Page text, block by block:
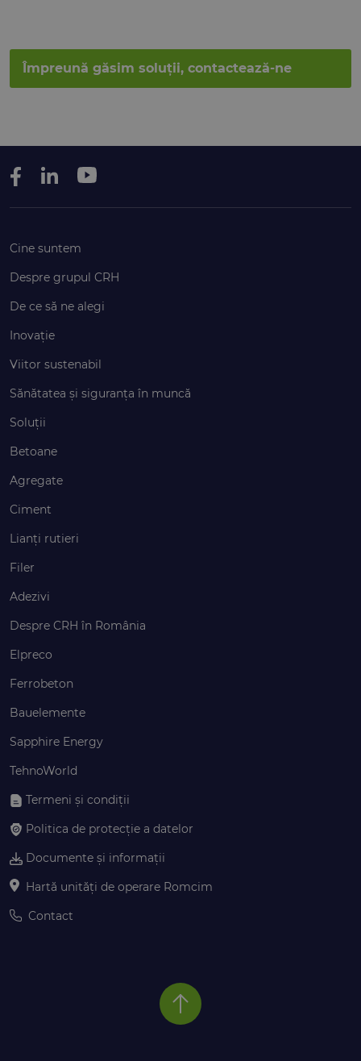
Împreună găsim soluții, contactează-ne
Cine suntem
Despre grupul CRH
De ce să ne alegi
Inovație
Viitor sustenabil
Sănătatea și siguranța în muncă
Soluții
Betoane
Agregate
Ciment
Lianți rutieri
Filer
Adezivi
Despre CRH în România
Elpreco
Ferrobeton
Bauelemente
Sapphire Energy
TehnoWorld
Termeni și condiții
Politica de protecție a datelor
Documente și informații
Hartă unități de operare Romcim
Contact